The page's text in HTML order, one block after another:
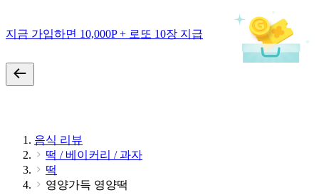
지금 가입하면 10,000P + 로또 10장 지급
음식 리뷰
떡 / 베이커리 / 과자
떡
영양가득 영양떡